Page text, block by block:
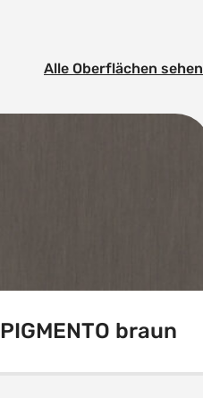
Alle Oberflächen sehen
PIGMENTO braun